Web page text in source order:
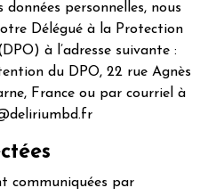
personnelles, nous
Délégué à la Protection
à l’adresse suivante :
du DPO, 22 rue Agnès
France ou par courriel à
communiquées par